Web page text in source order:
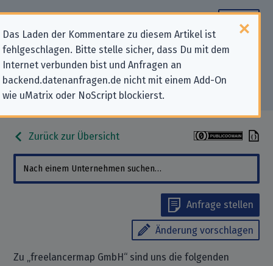
Das Laden der Kommentare zu diesem Artikel ist
fehlgeschlagen. Bitte stelle sicher, dass Du mit dem
Internet verbunden bist und Anfragen an
backend.datenanfragen.de nicht mit einem Add-On
wie uMatrix oder NoScript blockierst.
Datenschutz-Kontaktdaten für
„freelancermap GmbH“
Zurück zur Übersicht
Anfrage stellen
Änderung vorschlagen
Zu „freelancermap GmbH“ sind uns die folgenden